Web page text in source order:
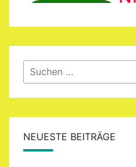
Suchen
nach:
NEUESTE BEITRÄGE